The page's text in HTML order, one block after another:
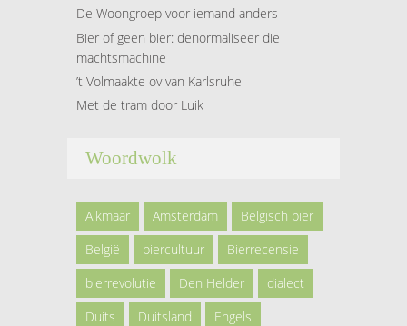
De Woongroep voor iemand anders
Bier of geen bier: denormaliseer die
machtsmachine
’t Volmaakte ov van Karlsruhe
Met de tram door Luik
Woordwolk
Alkmaar Amsterdam
Belgisch bier
België
biercultuur
Bierrecensie
bierrevolutie
Den Helder
dialect
Duits
Duitsland
Engels